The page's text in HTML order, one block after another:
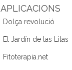
APLICACIONS
Dolça revolució
El Jardín de las Lilas
Fitoterapia.net